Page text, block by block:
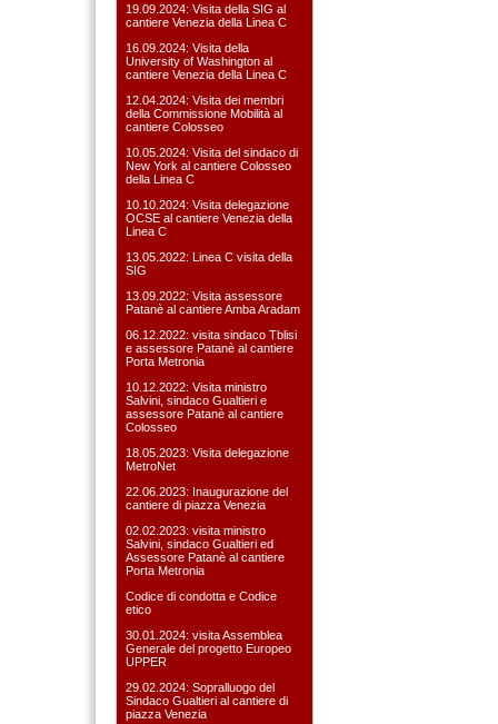
19.09.2024: Visita della SIG al
cantiere Venezia della Linea C
16.09.2024: Visita della
University of Washington al
cantiere Venezia della Linea C
12.04.2024: Visita dei membri
della Commissione Mobilità al
cantiere Colosseo
10.05.2024: Visita del sindaco di
New York al cantiere Colosseo
della Linea C
10.10.2024: Visita delegazione
OCSE al cantiere Venezia della
Linea C
13.05.2022: Linea C visita della
SIG
13.09.2022: Visita assessore
Patanè al cantiere Amba Aradam
06.12.2022: visita sindaco Tblisi
e assessore Patanè al cantiere
Porta Metronia
10.12.2022: Visita ministro
Salvini, sindaco Gualtieri e
assessore Patanè al cantiere
Colosseo
18.05.2023: Visita delegazione
MetroNet
22.06.2023: Inaugurazione del
cantiere di piazza Venezia
02.02.2023: visita ministro
Salvini, sindaco Gualtieri ed
Assessore Patanè al cantiere
Porta Metronia
Codice di condotta e Codice
etico
30.01.2024: visita Assemblea
Generale del progetto Europeo
UPPER
29.02.2024: Sopralluogo del
Sindaco Gualtieri al cantiere di
piazza Venezia